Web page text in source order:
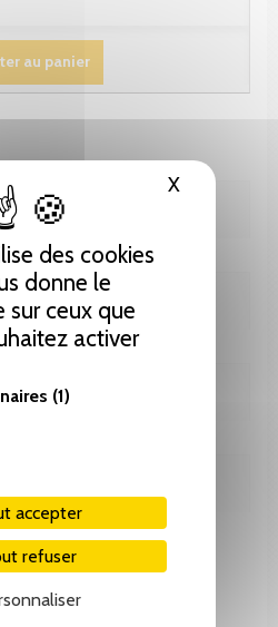
des cookies
donne le
sur ceux que
activer
(1)
accepter
refuser
XMasquer
au panier